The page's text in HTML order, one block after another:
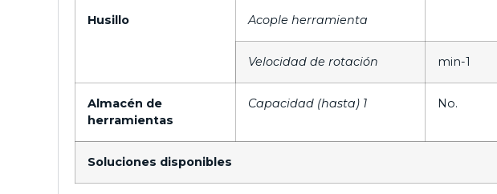
Husillo Acople herramienta
Velocidad de rotación min-1
Almacén de
herramientas
Capacidad (hasta) 1 No.
Soluciones disponibles